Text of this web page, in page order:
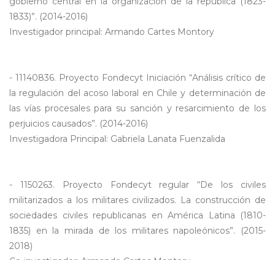
1833)”. (2014-2016)
Investigador principal: Armando Cartes Montory
- 11140836. Proyecto Fondecyt Iniciación “Análisis crítico de
la regulación del acoso laboral en Chile y determinación de
las vías procesales para su sanción y resarcimiento de los
perjuicios causados”. (2014-2016)
Investigadora Principal: Gabriela Lanata Fuenzalida
- 1150263. Proyecto Fondecyt regular “De los civiles
militarizados a los militares civilizados. La construcción de
sociedades civiles republicanas en América Latina (1810-
1835) en la mirada de los militares napoleónicos”. (2015-
2018)